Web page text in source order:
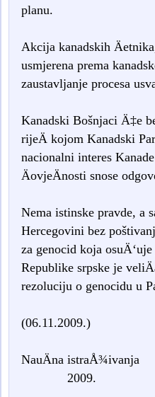
planu.
Akcija kanadskih
usmjerena prema
zaustavljanje procesa
Kanadski Bošnjaci Ä‡e
rijeÄ kojom Kanadski
nacionalni interes
ÄovjeÄnosti snose
Nema istinske pravde, a
Hercegovini bez
za genocid koja
Republike srpske je
rezoluciju o genocidu u
(06.11.2009.)
2009.